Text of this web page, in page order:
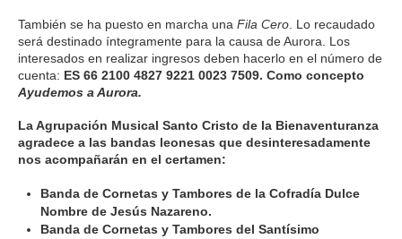
También se ha puesto en marcha una Fila Cero. Lo recaudado
será destinado íntegramente para la causa de Aurora. Los
interesados en realizar ingresos deben hacerlo en el número de
cuenta: ES 66 2100 4827 9221 0023 7509. Como concepto
Ayudemos a Aurora.
La Agrupación Musical Santo Cristo de la Bienaventuranza
agradece a las bandas leonesas que desinteresadamente
nos acompañarán en el certamen:
Banda de Cornetas y Tambores de la Cofradía Dulce
Nombre de Jesús Nazareno.
Banda de Cornetas y Tambores del Santísimo